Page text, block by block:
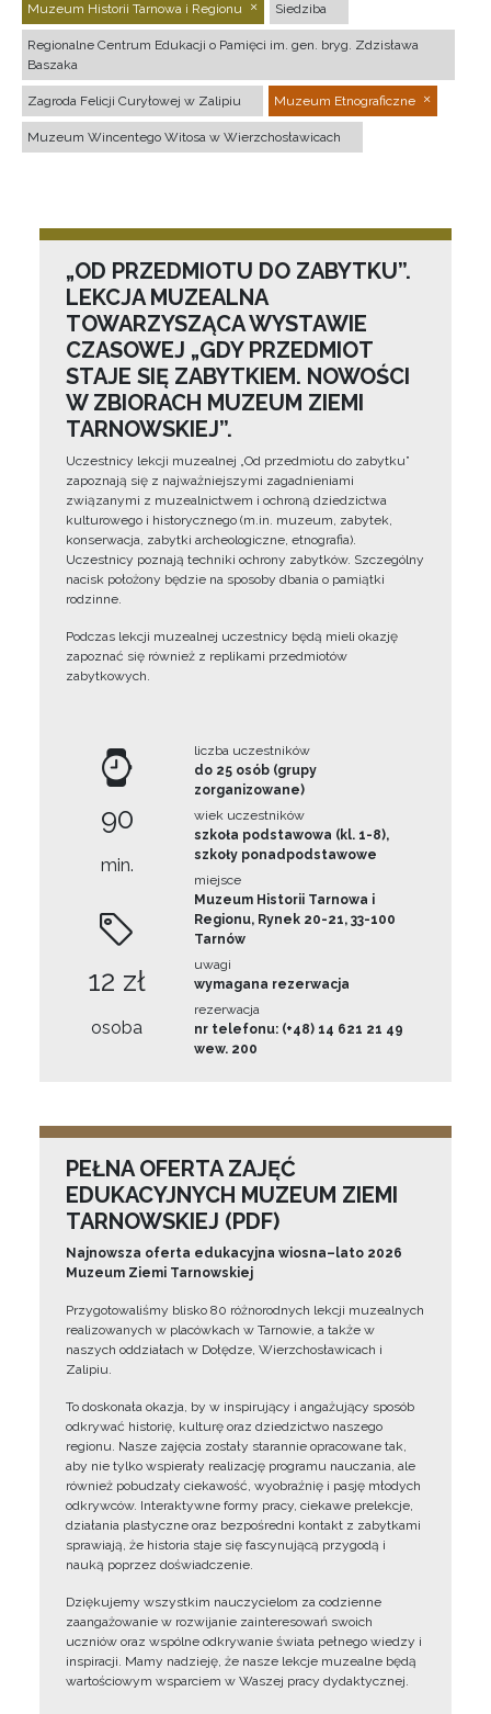
Muzeum Historii Tarnowa i Regionu Siedziba
Regionalne Centrum Edukacji o Pamięci im. gen. bryg. Zdzisława
Baszaka
Zagroda Felicji Curyłowej w Zalipiu Muzeum Etnograficzne
Muzeum Wincentego Witosa w Wierzchosławicach
„OD PRZEDMIOTU DO ZABYTKU”.
LEKCJA MUZEALNA
TOWARZYSZĄCA WYSTAWIE
CZASOWEJ „GDY PRZEDMIOT
STAJE SIĘ ZABYTKIEM. NOWOŚCI
W ZBIORACH MUZEUM ZIEMI
TARNOWSKIEJ”.
Uczestnicy lekcji muzealnej „Od przedmiotu do zabytku”
zapoznają się z najważniejszymi zagadnieniami
związanymi z muzealnictwem i ochroną dziedzictwa
kulturowego i historycznego (m.in. muzeum, zabytek,
konserwacja, zabytki archeologiczne, etnografia).
Uczestnicy poznają techniki ochrony zabytków. Szczególny
nacisk położony będzie na sposoby dbania o pamiątki
rodzinne.
Podczas lekcji muzealnej uczestnicy będą mieli okazję
zapoznać się również z replikami przedmiotów
zabytkowych.
90
min.
12 zł
osoba
liczba uczestników
do 25 osób (grupy
zorganizowane)
wiek uczestników
szkoła podstawowa (kl. 1-8),
szkoły ponadpodstawowe
miejsce
Muzeum Historii Tarnowa i
Regionu, Rynek 20-21, 33-100
Tarnów
uwagi
wymagana rezerwacja
rezerwacja
nr telefonu: (+48) 14 621 21 49
wew. 200
PEŁNA OFERTA ZAJĘĆ
EDUKACYJNYCH MUZEUM ZIEMI
TARNOWSKIEJ (PDF)
Najnowsza oferta edukacyjna wiosna–lato 2026
Muzeum Ziemi Tarnowskiej
Przygotowaliśmy blisko 80 różnorodnych lekcji muzealnych
realizowanych w placówkach w Tarnowie, a także w
naszych oddziałach w Dołędze, Wierzchosławicach i
Zalipiu.
To doskonała okazja, by w inspirujący i angażujący sposób
odkrywać historię, kulturę oraz dziedzictwo naszego
regionu. Nasze zajęcia zostały starannie opracowane tak,
aby nie tylko wspierały realizację programu nauczania, ale
również pobudzały ciekawość, wyobraźnię i pasję młodych
odkrywców. Interaktywne formy pracy, ciekawe prelekcje,
działania plastyczne oraz bezpośredni kontakt z zabytkami
sprawiają, że historia staje się fascynującą przygodą i
nauką poprzez doświadczenie.
Dziękujemy wszystkim nauczycielom za codzienne
zaangażowanie w rozwijanie zainteresowań swoich
uczniów oraz wspólne odkrywanie świata pełnego wiedzy i
inspiracji. Mamy nadzieję, że nasze lekcje muzealne będą
wartościowym wsparciem w Waszej pracy dydaktycznej.